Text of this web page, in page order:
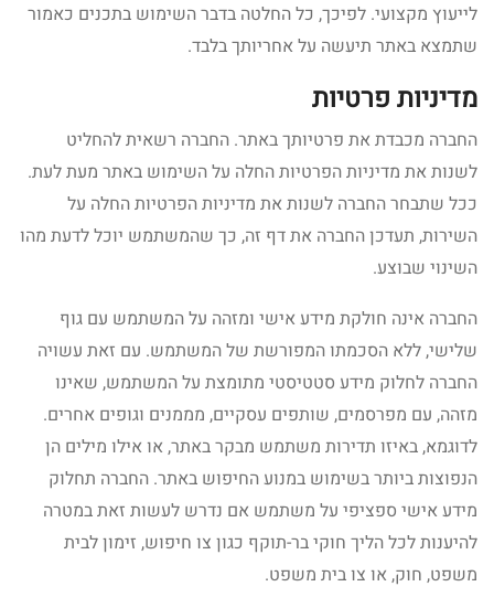
לייעוץ מקצועי. לפיכך, כל החלטה בדבר השימוש בתכנים כאמור
שתמצא באתר תיעשה על אחריותך בלבד.
מדיניות פרטיות
החברה מכבדת את פרטיותך באתר. החברה רשאית להחליט
לשנות את מדיניות הפרטיות החלה על השימוש באתר מעת לעת.
ככל שתבחר החברה לשנות את מדיניות הפרטיות החלה על
השירות, תעדכן החברה את דף זה, כך שהמשתמש יוכל לדעת מהו
השינוי שבוצע.
החברה אינה חולקת מידע אישי ומזהה על המשתמש עם גוף
שלישי, ללא הסכמתו המפורשת של המשתמש. עם זאת עשויה
החברה לחלוק מידע סטטיסטי מתומצת על המשתמש, שאינו
מזהה, עם מפרסמים, שותפים עסקיים, מממנים וגופים אחרים.
לדוגמא, באיזו תדירות משתמש מבקר באתר, או אילו מילים הן
הנפוצות ביותר בשימוש במנוע החיפוש באתר. החברה תחלוק
מידע אישי ספציפי על משתמש אם נדרש לעשות זאת במטרה
להיענות לכל הליך חוקי בר-תוקף כגון צו חיפוש, זימון לבית
משפט, חוק, או צו בית משפט.